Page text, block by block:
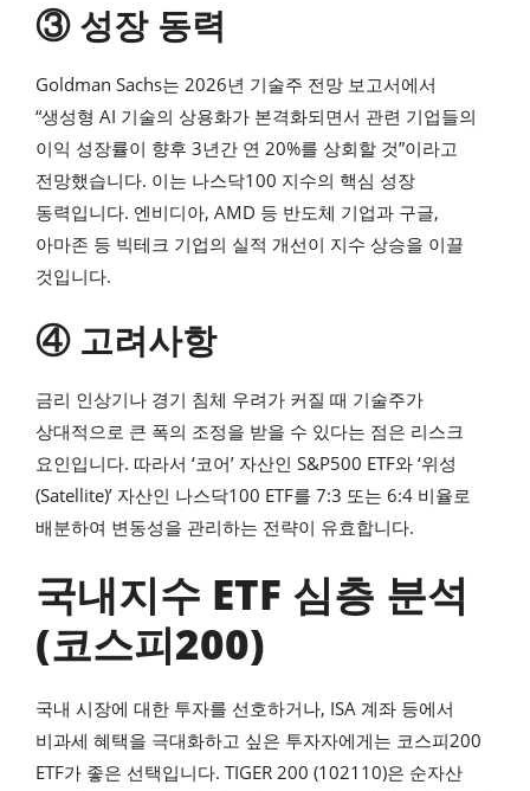
③ 성장 동력
Goldman Sachs는 2026년 기술주 전망 보고서에서
“생성형 AI 기술의 상용화가 본격화되면서 관련 기업들의
이익 성장률이 향후 3년간 연 20%를 상회할 것”이라고
전망했습니다. 이는 나스닥100 지수의 핵심 성장
동력입니다. 엔비디아, AMD 등 반도체 기업과 구글,
아마존 등 빅테크 기업의 실적 개선이 지수 상승을 이끌
것입니다.
④ 고려사항
금리 인상기나 경기 침체 우려가 커질 때 기술주가
상대적으로 큰 폭의 조정을 받을 수 있다는 점은 리스크
요인입니다. 따라서 ‘코어’ 자산인 S&P500 ETF와 ‘위성
(Satellite)’ 자산인 나스닥100 ETF를 7:3 또는 6:4 비율로
배분하여 변동성을 관리하는 전략이 유효합니다.
국내지수 ETF 심층 분석
(코스피200)
국내 시장에 대한 투자를 선호하거나, ISA 계좌 등에서
비과세 혜택을 극대화하고 싶은 투자자에게는 코스피200
ETF가 좋은 선택입니다. TIGER 200 (102110)은 순자산